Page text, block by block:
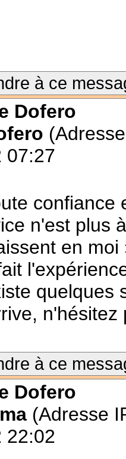
à ce
Dofero
07:27
confiance
n'est plus
en moi
quelques
n'hésitez
à ce
Dofero
(Adresse
22:02